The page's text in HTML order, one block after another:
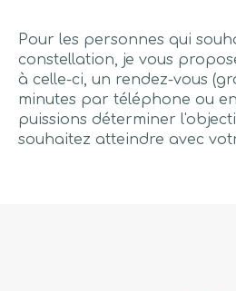
Pour les personnes qui
constellation, je vous
à celle-ci, un rendez-vous
minutes par téléphone ou
puissions déterminer
souhaitez atteindre avec